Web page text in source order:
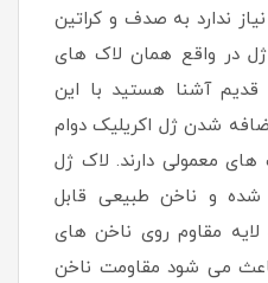
ندارد به صدف و کراتین
در واقع همان لاک های
آشنا هستید با این
شدن ژل اکریلیک دوام
های معمولی دارند. لاک ژل
و ناخن طبیعی قابل
مقاوم روی ناخن های
می شود مقاومت ناخن